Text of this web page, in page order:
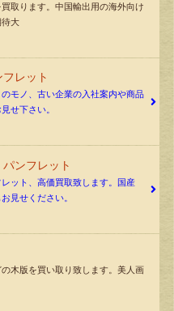
取ります。中国輸出用の海外向け
待大
レット
のモノ、古い企業の入社案内や商品
せ下さい。
ンフレット
レット、高価買取致します。国産
見せください。
木版を買い取り致します。美人画